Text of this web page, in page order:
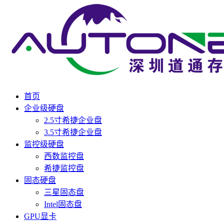
首页
企业级硬盘
2.5寸希捷企业盘
3.5寸希捷企业盘
监控级硬盘
西数监控盘
希捷监控盘
固态硬盘
三星固态盘
Intel固态盘
GPU显卡